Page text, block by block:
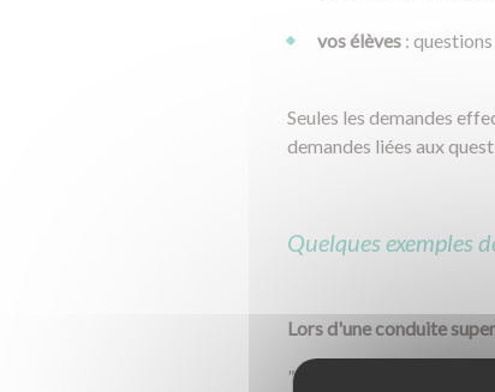
vos élèves :
Seules les demandes
demandes liées aux
Quelques exemples
Lors d'une conduite
"Étant donné qu'il n'y a